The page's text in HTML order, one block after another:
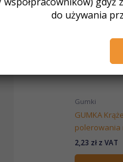
Gumki
GUMKA
polerowania
2,23 złz VAT
do używania